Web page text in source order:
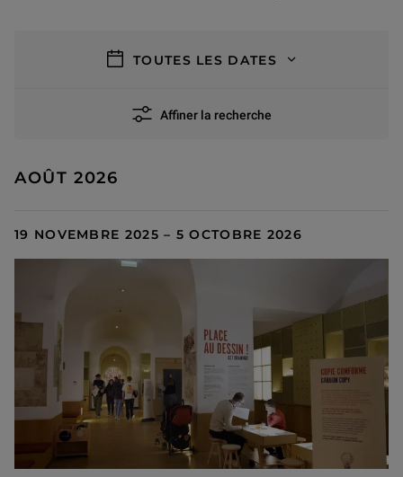
TOUTES LES DATES
Affiner la recherche
AOÛT 2026
19 NOVEMBRE 2025 – 5 OCTOBRE 2026